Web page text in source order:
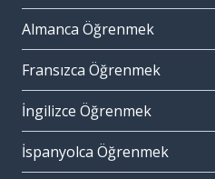
Almanca Öğrenmek
Fransızca Öğrenmek
İngilizce Öğrenmek
İspanyolca Öğrenmek